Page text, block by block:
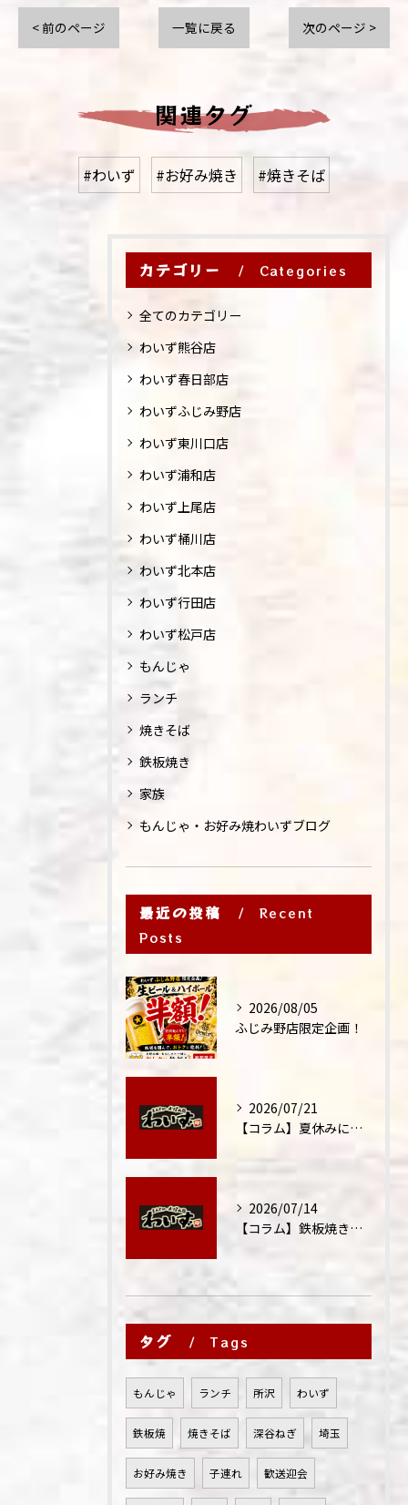
< 前のページ 一覧に戻る 次のページ >
関連タグ
#わいず #お好み焼き #焼きそば
カテゴリー Categories
全てのカテゴリー
わいず熊谷店
わいず春日部店
わいずふじみ野店
わいず東川口店
わいず浦和店
わいず上尾店
わいず桶川店
わいず北本店
わいず行田店
わいず松戸店
もんじゃ
ランチ
焼きそば
鉄板焼き
家族
もんじゃ・お好み焼わいずブログ
最近の投稿
Recent
Posts
2026/08/05
ふじみ野店限定企画！
2026/07/21
【コラム】夏休みに家族外食が増える理由
2026/07/14
【コラム】鉄板焼きが"コミュニケーション飯"と呼ばれる理由
タグ Tags
もんじゃ ランチ 所沢 わいず
鉄板焼 焼きそば 深谷ねぎ 埼玉
お好み焼き 子連れ 歓送迎会